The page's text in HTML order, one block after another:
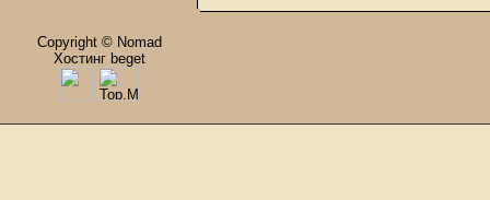
Copyright © Nomad
Хостинг beget